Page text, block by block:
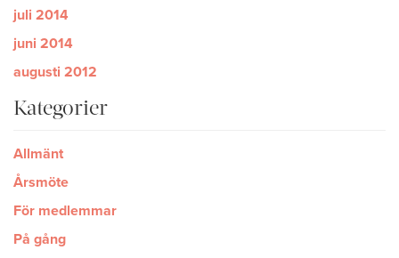
juli 2014
juni 2014
augusti 2012
Kategorier
Allmänt
Årsmöte
För medlemmar
På gång